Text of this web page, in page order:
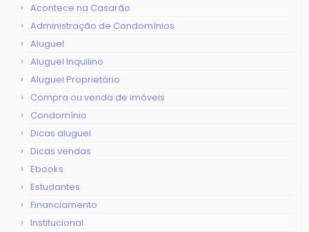
Acontece na Casarão
Administração de Condomínios
Aluguel
Aluguel Inquilino
Aluguel Proprietário
Compra ou venda de imóveis
Condomínio
Dicas aluguel
Dicas vendas
Ebooks
Estudantes
Financiamento
Institucional